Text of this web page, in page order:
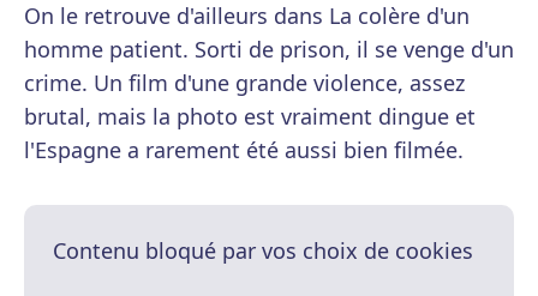
On le retrouve d'ailleurs dans La colère d'un
homme patient. Sorti de prison, il se venge d'un
crime. Un film d'une grande violence, assez
brutal, mais la photo est vraiment dingue et
l'Espagne a rarement été aussi bien filmée.
Contenu bloqué par vos choix de cookies